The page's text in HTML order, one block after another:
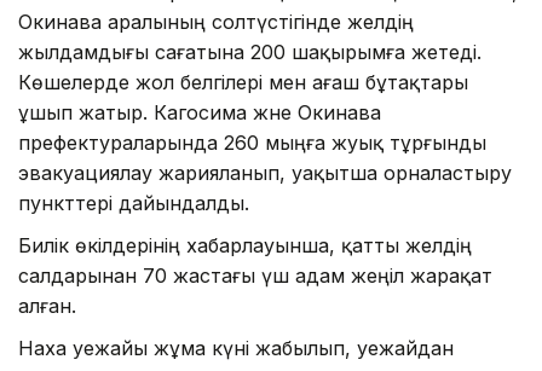
Окинава аралының солтүстігінде желдің
жылдамдығы сағатына 200 шақырымға жетеді.
Көшелерде жол белгілері мен ағаш бұтақтары
ұшып жатыр. Кагосима және Окинава
префектураларында 260 мыңға жуық тұрғынды
эвакуациялау жарияланып, уақытша орналастыру
пункттері дайындалды.
Билік өкілдерінің хабарлауынша, қатты желдің
салдарынан 70 жастағы үш адам жеңіл жарақат
алған.
Наха әуежайы жұма күні жабылып, әуежайдан